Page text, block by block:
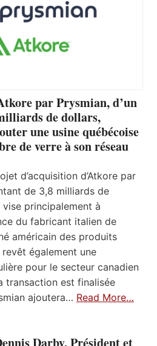
par Prysmian, d’un
de dollars,
une usine québécoise
de verre à son réseau
d’acquisition d’Atkore par
de 3,8 milliards de
principalement à
du fabricant italien de
américain des produits
également une
pour le secteur canadien
transaction est finalisée
ajoutera… Read More…
Darby, Président et